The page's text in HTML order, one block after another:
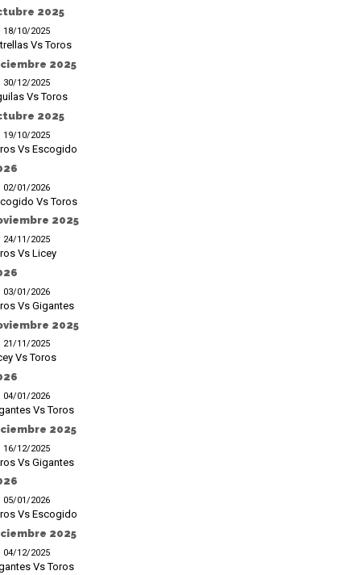
2025
18/10/2025
Vs Toros
2025
30/12/2025
Vs Toros
2025
19/10/2025
Vs Escogido
02/01/2026
Vs Toros
2025
24/11/2025
Vs Licey
03/01/2026
Vs Gigantes
2025
21/11/2025
Vs Toros
04/01/2026
Vs Toros
2025
16/12/2025
Vs Gigantes
05/01/2026
Vs Escogido
2025
04/12/2025
Vs Toros